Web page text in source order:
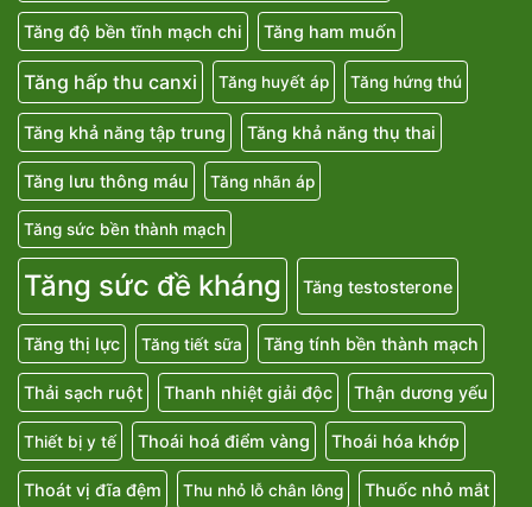
Tăng độ bền tĩnh mạch chi Tăng ham muốn
Tăng hấp thu canxi Tăng huyết áp Tăng hứng thú
Tăng khả năng tập trung Tăng khả năng thụ thai
Tăng lưu thông máu Tăng nhãn áp
Tăng sức bền thành mạch
Tăng sức đề kháng Tăng testosterone
Tăng thị lực Tăng tiết sữa Tăng tính bền thành mạch
Thải sạch ruột Thanh nhiệt giải độc Thận dương yếu
Thiết bị y tế Thoái hoá điểm vàng Thoái hóa khớp
Thoát vị đĩa đệm Thu nhỏ lỗ chân lông Thuốc nhỏ mắt